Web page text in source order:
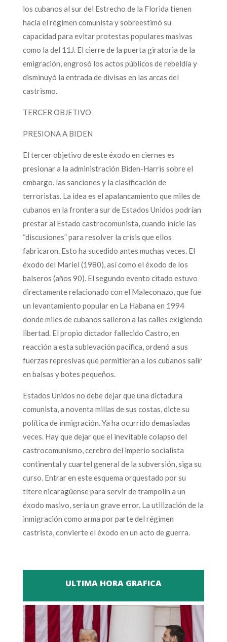
los cubanos al sur del Estrecho de la Florida tienen
hacia el régimen comunista y sobreestimó su
capacidad para evitar protestas populares masivas
como la del 11J. El cierre de la puerta giratoria de la
emigración, engrosó los actos públicos de rebeldía y
disminuyó la entrada de divisas en las arcas del
castrismo.
TERCER OBJETIVO
PRESIONA A BIDEN
El tercer objetivo de este éxodo en ciernes es
presionar a la administración Biden-Harris sobre el
embargo, las sanciones y la clasificación de
terroristas. La idea es el apalancamiento que miles de
cubanos en la frontera sur de Estados Unidos podrían
prestar al Estado castrocomunista, cuando inicie las
“discusiones” para resolver la crisis que ellos
fabricaron. Esto ha sucedido antes muchas veces. El
éxodo del Mariel (1980), así como el éxodo de los
balseros (años 90). El segundo evento citado estuvo
directamente relacionado con el Maleconazo, que fue
un levantamiento popular en La Habana en 1994
donde miles de cubanos salieron a las calles exigiendo
libertad. El propio dictador fallecido Castro, en
reacción a esta sublevación pacífica, ordenó a sus
fuerzas represivas que permitieran a los cubanos salir
en balsas y botes pequeños.
Estados Unidos no debe dejar que una dictadura
comunista, a noventa millas de sus costas, dicte su
política de inmigración. Ya ha ocurrido demasiadas
veces. Hay que dejar que el inevitable colapso del
castrocomunismo, cerebro del imperio socialista
continental y cuartel general de la subversión, siga su
curso. Entrar en este esquema orquestado por su
títere nicaragüense para servir de trampolín a un
éxodo masivo, sería un grave error. La utilización de la
inmigración como arma por parte del régimen
castrista, convierte el éxodo en un acto de guerra.
ULTIMA HORA GRAFICA